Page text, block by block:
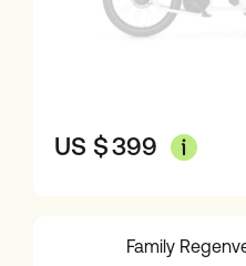
US $399
Family